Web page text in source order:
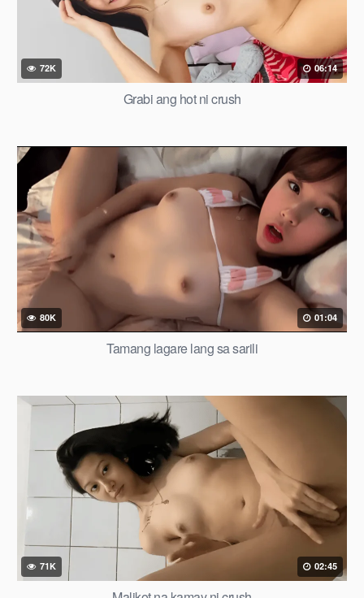
72K 06:14
Grabi ang hot ni crush
80K 01:04
Tamang lagare lang sa sarili
71K 02:45